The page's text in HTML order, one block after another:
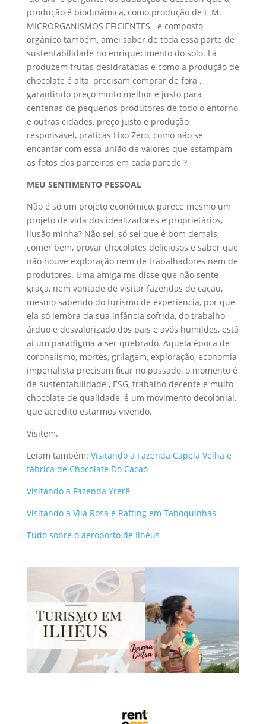
produção é biodinâmica, como produção de E.M.
MICRORGANISMOS EFICIENTES e composto
orgânico também, amei saber de toda essa parte de
sustentabilidade no enriquecimento do solo. Lá
produzem frutas desidratadas e como a produção de
chocolate é alta, precisam comprar de fora ,
garantindo preço muito melhor e justo para
centenas de pequenos produtores de todo o entorno
e outras cidades, preço justo e produção
responsável, práticas Lixo Zero, como não se
encantar com essa união de valores que estampam
as fotos dos parceiros em cada parede ?
MEU SENTIMENTO PESSOAL
Não é só um projeto econômico, parece mesmo um
projeto de vida dos idealizadores e proprietários,
ilusão minha? Não sei, só sei que é bom demais,
comer bem, provar chocolates deliciosos e saber que
não houve exploração nem de trabalhadores nem de
produtores. Uma amiga me disse que não sente
graça, nem vontade de visitar fazendas de cacau,
mesmo sabendo do turismo de experiencia, por que
ela só lembra da sua infância sofrida, do trabalho
árduo e desvalorizado dos pais e avós humildes, está
aí um paradigma a ser quebrado. Aquela época de
coronelismo, mortes, grilagem, exploração, economia
imperialista precisam ficar no passado, o momento é
de sustentabilidade , ESG, trabalho decente e muito
chocolate de qualidade, é um movimento decolonial,
que acredito estarmos vivendo.
Visitem.
Leiam também: Visitando a Fazenda Capela Velha e
fábrica de Chocolate Do Cacao
Visitando a Fazenda Yrerê
Visitando a Vila Rosa e Rafting em Taboquinhas
Tudo sobre o aeroporto de Ilhéus